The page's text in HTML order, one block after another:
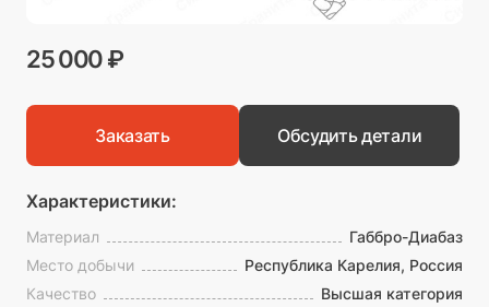
25 000 ₽
Характеристики:
Материал
Габбро-Диабаз
Место добычи
Республика Карелия, Россия
Качество
Высшая категория
Заказать Обсудить детали